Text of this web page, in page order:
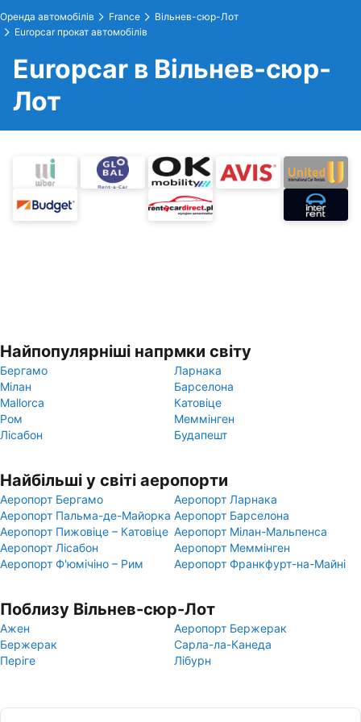
Оренда автомобілів France
Вільнев-сюр-Лот
Europcar прокат автомобілів
Europcar в Вільнев-сюр-
Лот
Найпопулярніші напрмки світу
Бергамо
Ларнака
Мілан
Барселона
Mallorca
Катовіце
Ром
Меммінген
Лісабон
Будапешт
Найбільші у світі аеропорти
Аеропорт Бергамо
Аеропорт Ларнака
Аеропорт Пальма-де-Майорка Аеропорт Барселона
Аеропорт Пижовіце – Катовіце Аеропорт Мілан-Мальпенса
Аеропорт Лісабон
Аеропорт Меммінген
Аеропорт Ф'юмічіно – Рим
Аеропорт Франкфурт-на-Майні
Поблизу Вільнев-сюр-Лот
Ажен
Аеропорт Бержерак
Бержерак
Сарла-ла-Канеда
Періге
Лібурн